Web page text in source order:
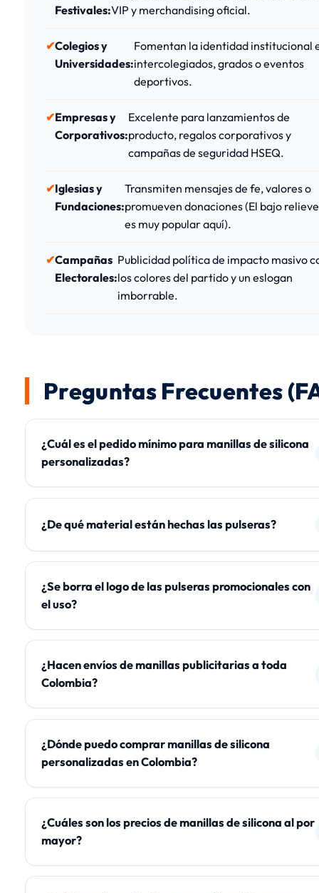
Festivales:VIP y merchandising oficial.
Colegios y
Universidades:
Fomentan la identidad institucional
intercolegiados, grados o eventos
deportivos.
Empresas y
Corporativos:
Excelente para lanzamientos de
producto, regalos corporativos y
campañas de seguridad HSEQ.
Iglesias y
Fundaciones:
Transmiten mensajes de fe, valores o
promueven donaciones (El bajo relieve
es muy popular aquí).
Campañas
Electorales:
Publicidad política de impacto masivo
los colores del partido y un eslogan
imborrable.
Preguntas Frecuentes
¿Cuál es el pedido mínimo para manillas de silicona
personalizadas?
¿De qué material están hechas las pulseras?
¿Se borra el logo de las pulseras promocionales con
el uso?
¿Hacen envíos de manillas publicitarias a toda
Colombia?
¿Dónde puedo comprar manillas de silicona
personalizadas en Colombia?
¿Cuáles son los precios de manillas de silicona al por
mayor?